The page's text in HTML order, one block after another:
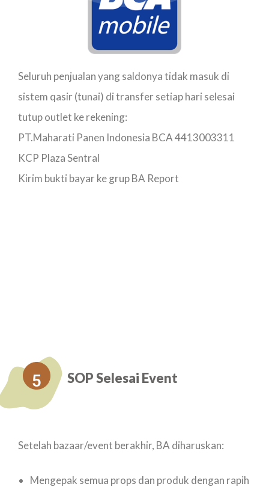
Seluruh penjualan yang saldonya tidak masuk di
sistem qasir (tunai) di transfer setiap hari selesai
tutup outlet ke rekening:
PT.Maharati Panen Indonesia BCA 4413003311
KCP Plaza Sentral
Kirim bukti bayar ke grup BA Report
5 SOP Selesai Event
Setelah bazaar/event berakhir, BA diharuskan:
Mengepak semua props dan produk dengan rapih